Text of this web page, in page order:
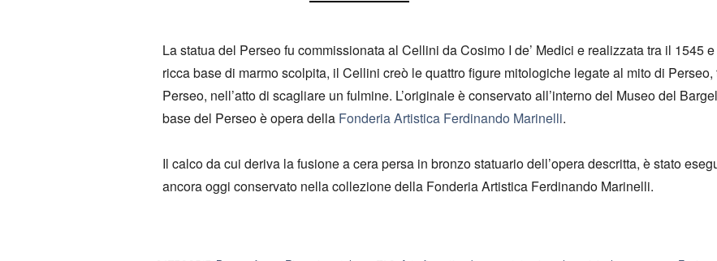
La statua del Perseo fu commissionata al Cellini da Cosimo I de’ Medici e realizzata tra il 1545
ricca base di marmo scolpita, il Cellini creò le quattro figure mitologiche legate al mito di
Perseo, nell’atto di scagliare un fulmine. L’originale è conservato all’interno del Museo del
base del Perseo è opera della Fonderia Artistica Ferdinando Marinelli.
Il calco da cui deriva la fusione a cera persa in bronzo statuario dell’opera descritta, è stato
ancora oggi conservato nella collezione della Fonderia Artistica Ferdinando Marinelli.